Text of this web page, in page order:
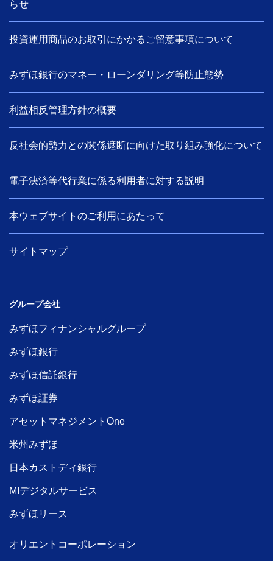
らせ
投資運用商品のお取引にかかるご留意事項について
みずほ銀行のマネー・ローンダリング等防止態勢
利益相反管理方針の概要
反社会的勢力との関係遮断に向けた取り組み強化について
電子決済等代行業に係る利用者に対する説明
本ウェブサイトのご利用にあたって
サイトマップ
グループ会社
みずほフィナンシャルグループ
みずほ銀行
みずほ信託銀行
みずほ証券
アセットマネジメントOne
米州みずほ
日本カストディ銀行
MIデジタルサービス
みずほリース
オリエントコーポレーション